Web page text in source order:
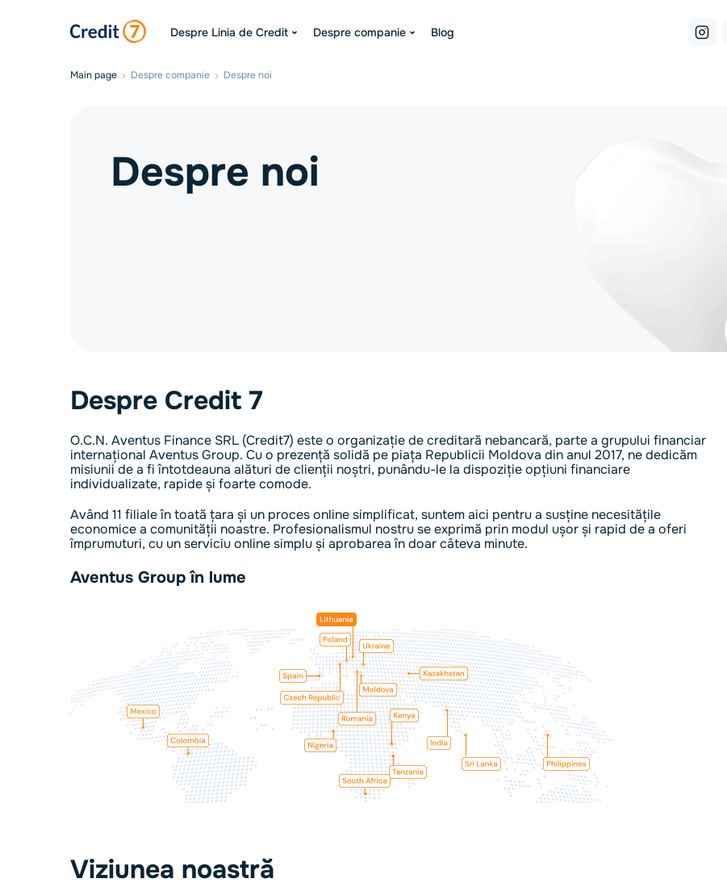
Despre Linia de Credit Despre companie Blog
Main page Despre companie Despre noi
Despre noi
Despre Credit 7
O.C.N. Aventus Finance SRL (Credit7) este o organizație de creditară nebancară, parte a grupului financiar
internațional Aventus Group. Cu o prezență solidă pe piața Republicii Moldova din anul 2017, ne dedicăm
misiunii de a fi întotdeauna alături de clienții noștri, punându-le la dispoziție opțiuni financiare
individualizate, rapide și foarte comode.
Având 11 filiale în toată țara și un proces online simplificat, suntem aici pentru a susține necesitățile
economice a comunității noastre. Profesionalismul nostru se exprimă prin modul ușor și rapid de a oferi
împrumuturi, cu un serviciu online simplu și aprobarea în doar câteva minute.
Aventus Group în lume
Viziunea noastră